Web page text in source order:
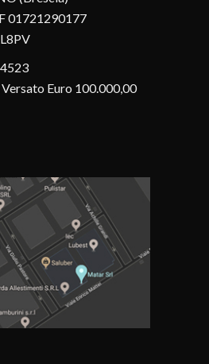
01721290177
Euro 100.000,00